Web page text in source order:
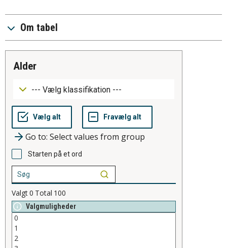
Om tabel
alder
Go to: Select values from group
Starten på et ord
Valgt0 Total 100
Valgmuligheder